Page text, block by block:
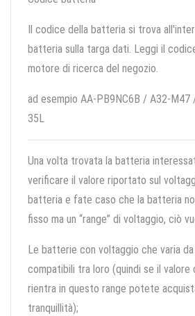
Il codice della batteria si trova
batteria sulla targa dati. Leggi il
motore di ricerca del negozio.
ad esempio AA-PB9NC6B / A32-
35L
Una volta trovata la batteria
verificare il valore riportato sul
batteria e fate caso che la batteria
fisso ma un “range” di voltaggio, ciò
Le batterie con voltaggio che varia
compatibili tra loro (quindi se il
rientra in questo range potete
tranquillità);